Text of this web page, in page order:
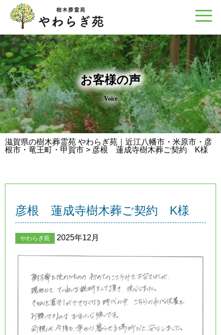
お客様の声
Voice
滋賀県の樹木葬霊苑 やわらぎ苑｜近江八幡市・米原市・彦
根市・竜王町・甲賀市 > 彦根 蓮成寺樹木葬ご契約 K様
彦根 蓮成寺樹木葬ご契約 K様
やわらぎ苑 2025年12月